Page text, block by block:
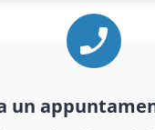
un